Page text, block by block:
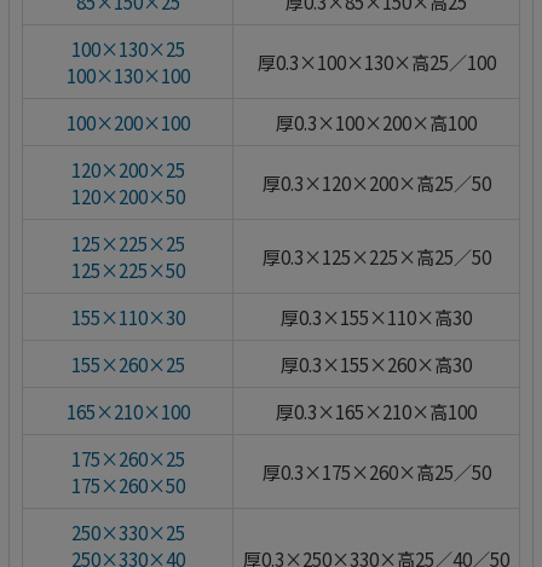
100×130×25
100×130×100
厚0.3×100×130×高25／100
100×200×100
厚0.3×100×200×高100
120×200×25
120×200×50
厚0.3×120×200×高25／50
125×225×25
125×225×50
厚0.3×125×225×高25／50
155×110×30
厚0.3×155×110×高30
155×260×25
厚0.3×155×260×高30
165×210×100
厚0.3×165×210×高100
175×260×25
175×260×50
厚0.3×175×260×高25／50
250×330×25
250×330×40
厚0.3×250×330×高25／40／50